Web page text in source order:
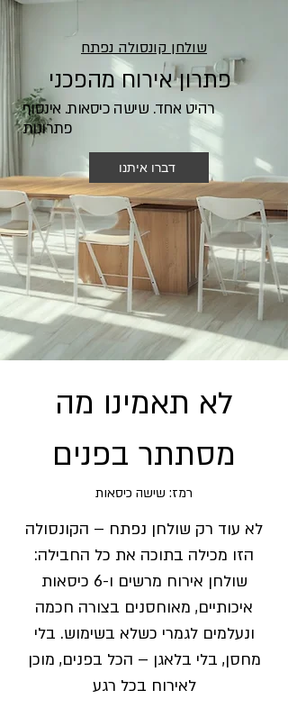
שולחן קונסולה נפתח
פתרון אירוח מהפכני
רהיט אחד. שישה כיסאות. אינסוף
פתרונות
דברו איתנו
לא תאמינו מה
מסתתר בפנים
רמז: שישה כיסאות
לא עוד רק שולחן נפתח – הקונסולה
הזו מכילה בתוכה את כל החבילה:
שולחן אירוח מרשים ו-6 כיסאות
איכותיים, מאוחסנים בצורה חכמה
ונעלמים לגמרי כשלא בשימוש. בלי
מחסן, בלי בלאגן – הכל בפנים, מוכן
לאירוח בכל רגע